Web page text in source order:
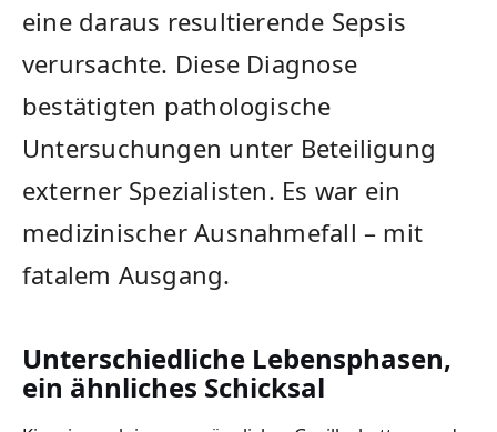
eine daraus resultierende Sepsis
verursachte. Diese Diagnose
bestätigten pathologische
Untersuchungen unter Beteiligung
externer Spezialisten. Es war ein
medizinischer Ausnahmefall – mit
fatalem Ausgang.
Unterschiedliche Lebensphasen,
ein ähnliches Schicksal